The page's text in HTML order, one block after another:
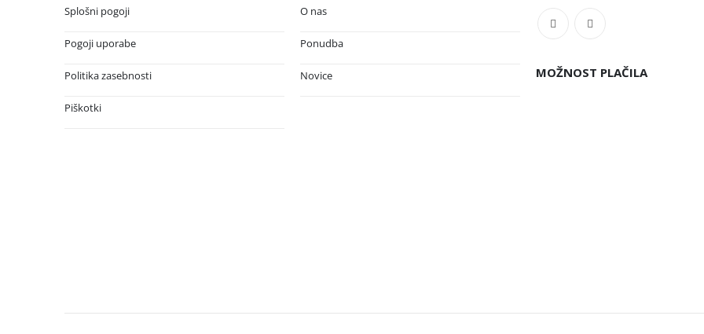
Splošni pogoji
Pogoji uporabe
Politika zasebnosti
Piškotki
O nas
Ponudba
Novice MOŽNOST PLAČILA